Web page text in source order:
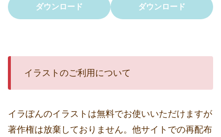
ダウンロード ダウンロード
イラストのご利用について
イラぽんのイラストは無料でお使いいただけますが
著作権は放棄しておりません。他サイトでの再配布